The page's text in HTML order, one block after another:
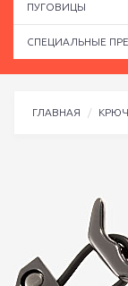
ПУГОВИЦЫ
СПЕЦИАЛЬНЫЕ
ГЛАВНАЯ